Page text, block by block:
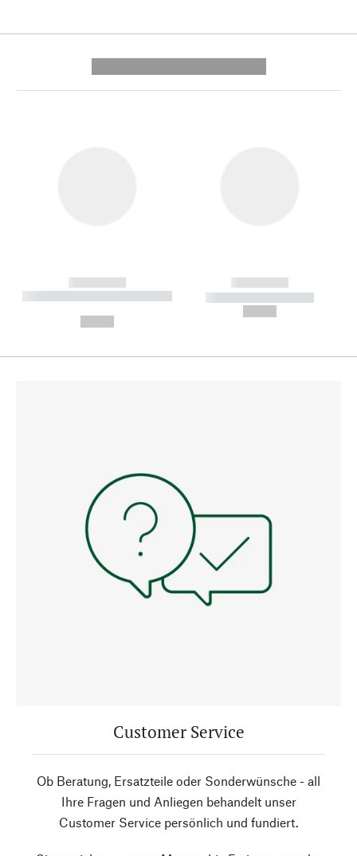
------------
----------- ----------- --------
------------
----------- -----------
Customer Service
Ob Beratung, Ersatzteile oder Sonderwünsche - all
Ihre Fragen und Anliegen behandelt unser
Customer Service persönlich und fundiert.